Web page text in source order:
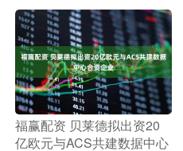
​福赢配资 贝莱德拟出资20
亿欧元与ACS共建数据中心